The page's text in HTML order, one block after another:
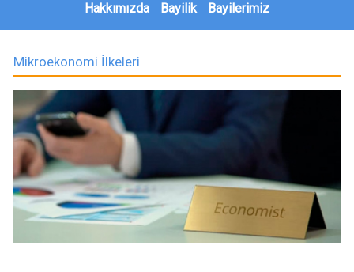
Hakkımızda
Bayilik Bayilerimiz
Mikroekonomi İlkeleri